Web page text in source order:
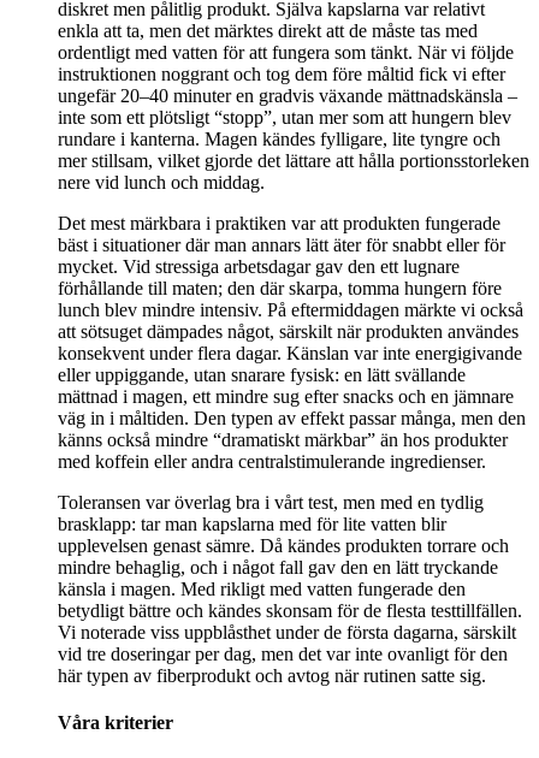
diskret men pålitlig produkt. Själva kapslarna var relativt
enkla att ta, men det märktes direkt att de måste tas med
ordentligt med vatten för att fungera som tänkt. När vi följde
instruktionen noggrant och tog dem före måltid fick vi efter
ungefär 20–40 minuter en gradvis växande mättnadskänsla –
inte som ett plötsligt “stopp”, utan mer som att hungern blev
rundare i kanterna. Magen kändes fylligare, lite tyngre och
mer stillsam, vilket gjorde det lättare att hålla portionsstorleken
nere vid lunch och middag.
Det mest märkbara i praktiken var att produkten fungerade
bäst i situationer där man annars lätt äter för snabbt eller för
mycket. Vid stressiga arbetsdagar gav den ett lugnare
förhållande till maten; den där skarpa, tomma hungern före
lunch blev mindre intensiv. På eftermiddagen märkte vi också
att sötsuget dämpades något, särskilt när produkten användes
konsekvent under flera dagar. Känslan var inte energigivande
eller uppiggande, utan snarare fysisk: en lätt svällande
mättnad i magen, ett mindre sug efter snacks och en jämnare
väg in i måltiden. Den typen av effekt passar många, men den
känns också mindre “dramatiskt märkbar” än hos produkter
med koffein eller andra centralstimulerande ingredienser.
Toleransen var överlag bra i vårt test, men med en tydlig
brasklapp: tar man kapslarna med för lite vatten blir
upplevelsen genast sämre. Då kändes produkten torrare och
mindre behaglig, och i något fall gav den en lätt tryckande
känsla i magen. Med rikligt med vatten fungerade den
betydligt bättre och kändes skonsam för de flesta testtillfällen.
Vi noterade viss uppblåsthet under de första dagarna, särskilt
vid tre doseringar per dag, men det var inte ovanligt för den
här typen av fiberprodukt och avtog när rutinen satte sig.
Våra kriterier